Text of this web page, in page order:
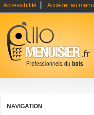
Accessibilité Accéder au menu
NAVIGATION